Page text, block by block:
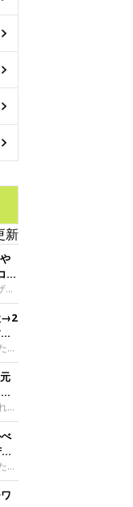
新
ニ
ー
ル
ゃ
ゃ
ご
の
楽
飼
→2
子
ざ
家
し
う
ま
な
元
手